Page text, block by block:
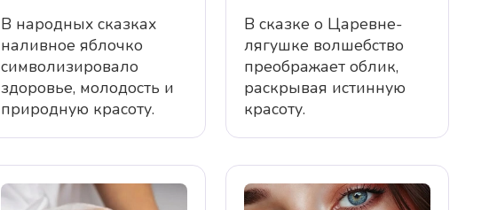
В народных сказках
наливное яблочко
символизировало
здоровье, молодость и
природную красоту.
В сказке о Царевне-
лягушке волшебство
преображает облик,
раскрывая истинную
красоту.